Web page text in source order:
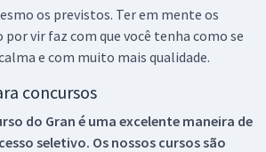
os previstos. Ter em mente os
por vir faz com que você tenha como se
e com muito mais qualidade.
concursos
do Gran é uma excelente maneira de
seletivo. Os nossos cursos são